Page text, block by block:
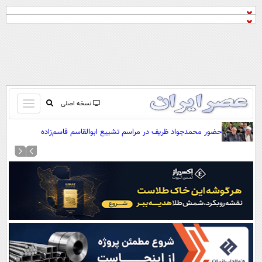
نسخه اصلی
باز
و
کردن
منو
صفحه اول
آرشیو
نظرسنجی
آب و هوا
اوقات شرعی
سواد زندگی
حضور محمدجواد ظریف در مراسم تشییع ابوالقاسم قاسم‌زاده